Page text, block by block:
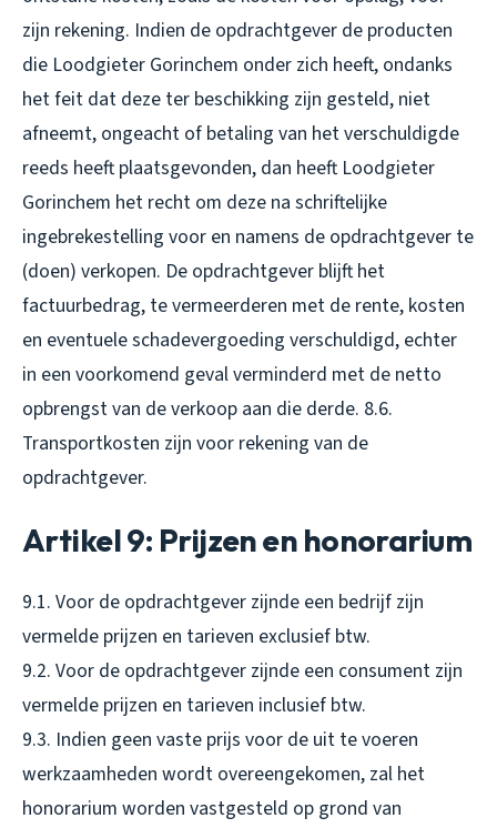
zijn rekening. Indien de opdrachtgever de producten
die Loodgieter Gorinchem onder zich heeft, ondanks
het feit dat deze ter beschikking zijn gesteld, niet
afneemt, ongeacht of betaling van het verschuldigde
reeds heeft plaatsgevonden, dan heeft Loodgieter
Gorinchem het recht om deze na schriftelijke
ingebrekestelling voor en namens de opdrachtgever te
(doen) verkopen. De opdrachtgever blijft het
factuurbedrag, te vermeerderen met de rente, kosten
en eventuele schadevergoeding verschuldigd, echter
in een voorkomend geval verminderd met de netto
opbrengst van de verkoop aan die derde. 8.6.
Transportkosten zijn voor rekening van de
opdrachtgever.
Artikel 9: Prijzen en honorarium
9.1. Voor de opdrachtgever zijnde een bedrijf zijn
vermelde prijzen en tarieven exclusief btw.
9.2. Voor de opdrachtgever zijnde een consument zijn
vermelde prijzen en tarieven inclusief btw.
9.3. Indien geen vaste prijs voor de uit te voeren
werkzaamheden wordt overeengekomen, zal het
honorarium worden vastgesteld op grond van